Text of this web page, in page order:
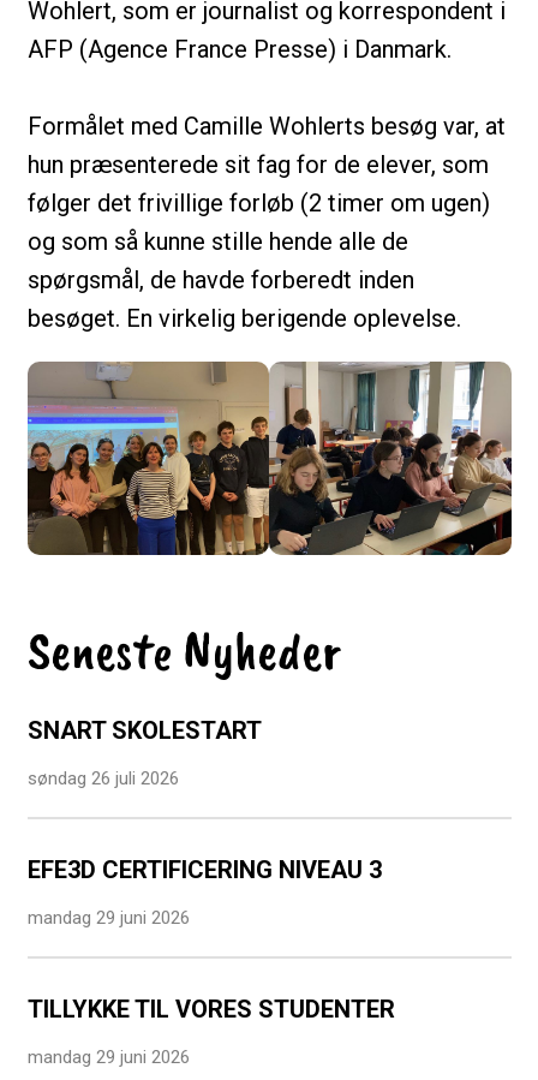
Wohlert, som er journalist og korrespondent i
AFP (Agence France Presse) i Danmark.
Formålet med Camille Wohlerts besøg var, at
hun præsenterede sit fag for de elever, som
følger det frivillige forløb (2 timer om ugen)
og som så kunne stille hende alle de
spørgsmål, de havde forberedt inden
besøget. En virkelig berigende oplevelse.
Seneste Nyheder
SNART SKOLESTART
søndag 26 juli 2026
EFE3D CERTIFICERING NIVEAU 3
mandag 29 juni 2026
TILLYKKE TIL VORES STUDENTER
mandag 29 juni 2026